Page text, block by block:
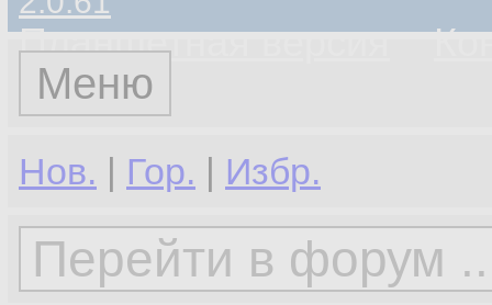
Планшетная версия
Меню
Нов. | Гор. | Избр.